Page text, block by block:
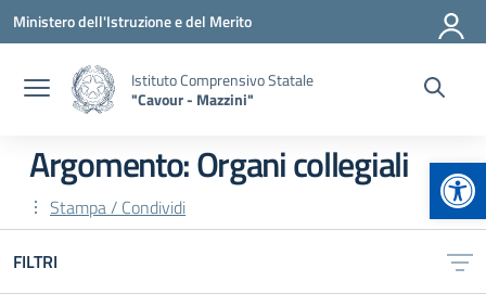
Vai ai contenuti
Vai al menu di navigazione
Vai al footer
Ministero dell'Istruzione e del Merito
Istituto Comprensivo Statale
"Cavour - Mazzini"
Argomento: Organi collegiali
Stampa / Condividi
FILTRI